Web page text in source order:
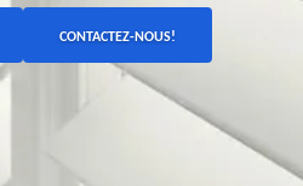
CONTACTEZ-NOUS!